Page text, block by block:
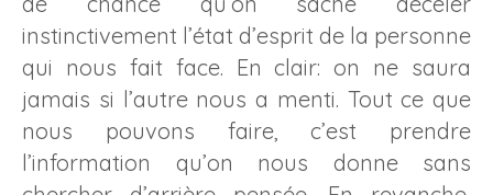
instinctivement l’état d’esprit de la personne
qui nous fait face. En clair: on ne saura
jamais si l’autre nous a menti. Tout ce que
nous pouvons faire, c’est prendre
l’information qu’on nous donne sans